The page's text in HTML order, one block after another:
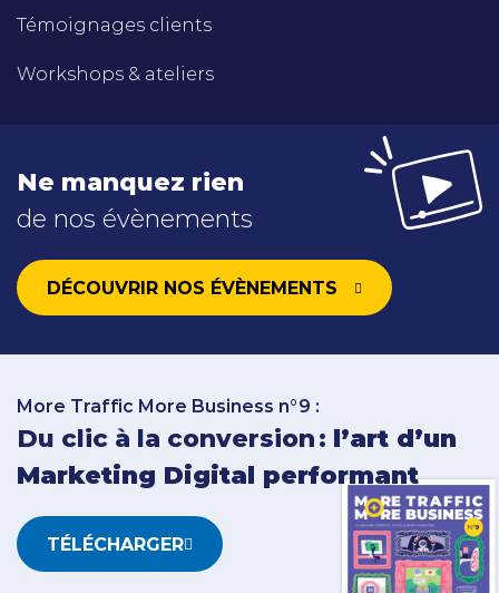
Témoignages clients
Workshops & ateliers
Ne manquez rien
de nos évènements
DÉCOUVRIR NOS ÉVÈNEMENTS
More Traffic More Business n°9 :
Du clic à la conversion : l’art d’un
Marketing Digital performant
TÉLÉCHARGER